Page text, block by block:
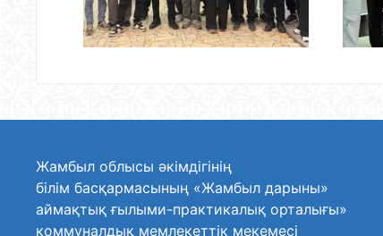
Жамбыл облысы әкімдігінің
білім басқармасының «Жамбыл дарыны»
аймақтық ғылыми-практикалық орталығы»
коммуналдық мемлекеттік мекемесі